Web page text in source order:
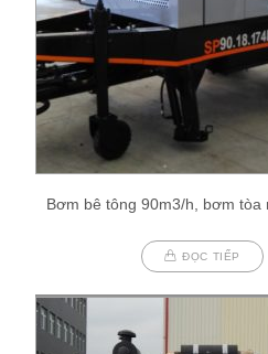
Bơm bê tông 90m3/h, bơm tòa
ĐỌC TIẾP